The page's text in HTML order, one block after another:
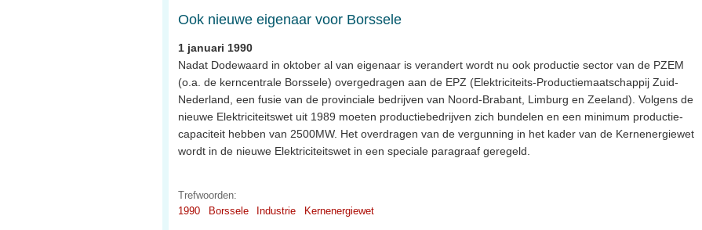
Ook nieuwe eigenaar voor Borssele
1 januari 1990
Nadat Dodewaard in oktober al van eigenaar is verandert wordt nu ook productie sector van de PZEM
(o.a. de kerncentrale Borssele) overgedragen aan de EPZ (Elektriciteits-Productiemaatschappij Zuid-
Nederland, een fusie van de provinciale bedrijven van Noord-Brabant, Limburg en Zeeland). Volgens de
nieuwe Elektriciteitswet uit 1989 moeten productiebedrijven zich bundelen en een minimum productie-
capaciteit hebben van 2500MW. Het overdragen van de vergunning in het kader van de Kernenergiewet
wordt in de nieuwe Elektriciteitswet in een speciale paragraaf geregeld.
Trefwoorden:
1990
Borssele Industrie Kernenergiewet